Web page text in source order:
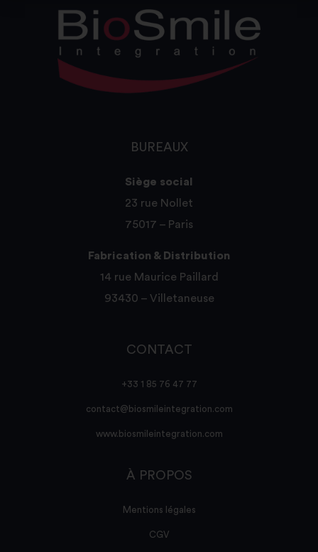
BUREAUX
Siège social
23 rue Nollet
75017 – Paris
Fabrication & Distribution
14 rue Maurice Paillard
93430 – Villetaneuse
CONTACT
+33 1 85 76 47 77
contact@biosmileintegration.com
www.biosmileintegration.com
À PROPOS
Mentions légales
CGV